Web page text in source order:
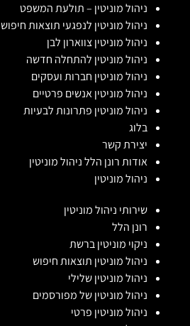
ניהול מוניטין – תולעת המשפט
ניהול מוניטין לנפגעי תוצאות חיפוש
ניהול מוניטין צווארון לבן
ניהול מוניטין להתחלה חדשה
ניהול מוניטין חברות ועסקים
ניהול מוניטין אנשים פרטיים
ניהול מוניטין פתרונות לבעיות
בלוג
יצירת קשר
אודות רונן הלל ניהול מוניטין
ניהול מוניטין
שירותי ניהול מוניטין
רונן הלל
ניקוי מוניטין ברשת
ניהול מוניטין תוצאות חיפוש
ניהול מוניטין שלילי
ניהול מוניטין של מפורסמים
ניהול מוניטין פרטי